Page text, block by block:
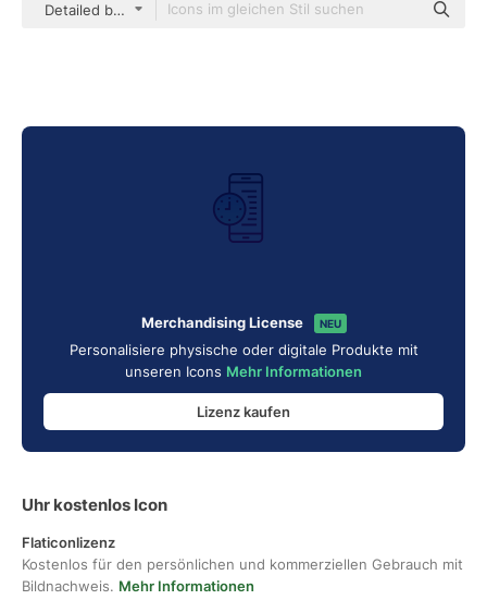
Detailed bright Gradient
Merchandising License NEU
Personalisiere physische oder digitale Produkte mit
unseren Icons Mehr Informationen
Lizenz kaufen
Uhr kostenlos Icon
Flaticonlizenz
Kostenlos für den persönlichen und kommerziellen Gebrauch mit
Bildnachweis. Mehr Informationen